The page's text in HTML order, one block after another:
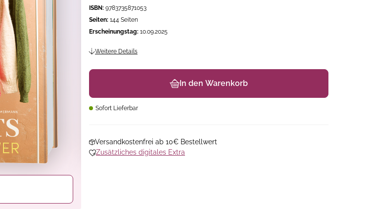
ISBN: 9783735871053
Seiten: 144 Seiten
Erscheinungstag: 10.09.2025
Weitere Details
In den Warenkorb
Sofort Lieferbar
Versandkostenfrei ab 10€ Bestellwert
Zusätzliches digitales Extra